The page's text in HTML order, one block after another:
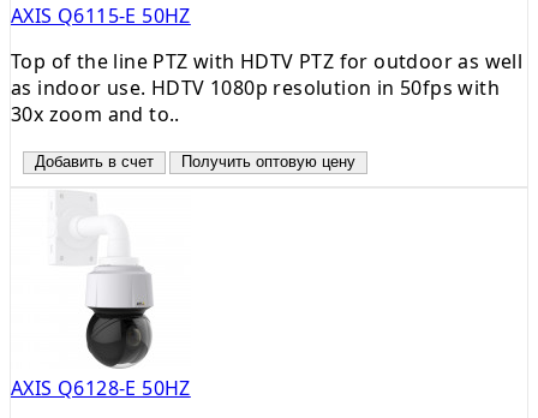
AXIS Q6115-E 50HZ
Top of the line PTZ with HDTV PTZ for outdoor as well
as indoor use. HDTV 1080p resolution in 50fps with
30x zoom and to..
Добавить в счет Получить оптовую цену
AXIS Q6128-E 50HZ